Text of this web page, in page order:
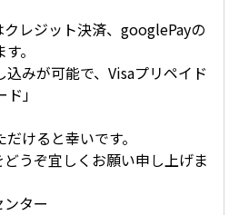
クレジット決済、googlePayの
。
みが可能で、Visaプリペイド
」
けると幸いです。
どうぞ宜しくお願い申し上げま
ター